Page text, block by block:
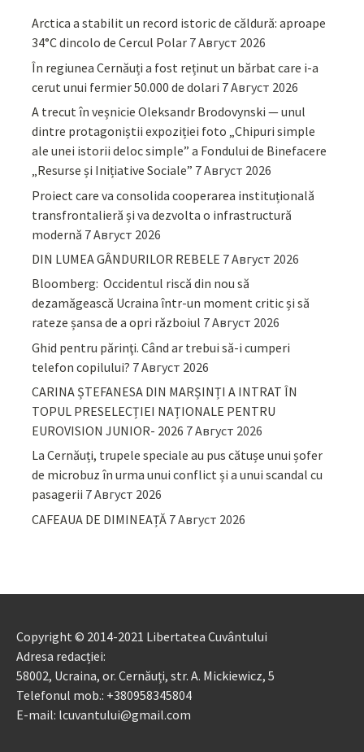
Arctica a stabilit un record istoric de căldură: aproape
34°C dincolo de Cercul Polar 7 Август 2026
În regiunea Cernăuți a fost reținut un bărbat care i-a
cerut unui fermier 50.000 de dolari 7 Август 2026
A trecut în veșnicie Oleksandr Brodovynski — unul
dintre protagoniștii expoziției foto „Chipuri simple
ale unei istorii deloc simple” a Fondului de Binefacere
„Resurse și Inițiative Sociale” 7 Август 2026
Proiect care va consolida cooperarea instituțională
transfrontalieră și va dezvolta o infrastructură
modernă 7 Август 2026
DIN LUMEA GÂNDURILOR REBELE 7 Август 2026
Bloomberg: Occidentul riscă din nou să
dezamăgească Ucraina într-un moment critic și să
rateze șansa de a opri războiul 7 Август 2026
Ghid pentru părinţi. Când ar trebui să-i cumperi
telefon copilului? 7 Август 2026
CARINA ȘTEFANESA DIN MARȘINȚI A INTRAT ÎN
TOPUL PRESELECȚIEI NAȚIONALE PENTRU
EUROVISION JUNIOR- 2026 7 Август 2026
La Cernăuți, trupele speciale au pus cătușe unui șofer
de microbuz în urma unui conflict și a unui scandal cu
pasagerii 7 Август 2026
CAFEAUA DE DIMINEAȚĂ 7 Август 2026
Copyright © 2014-2021 Libertatea Cuvântului
Adresa redacției:
58002, Ucraina, or. Cernăuți, str. A. Mickiewicz, 5
Telefonul mob.: +380958345804
E-mail: lcuvantului@gmail.com